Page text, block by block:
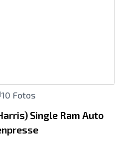
10 Fotos
Single Ram Auto